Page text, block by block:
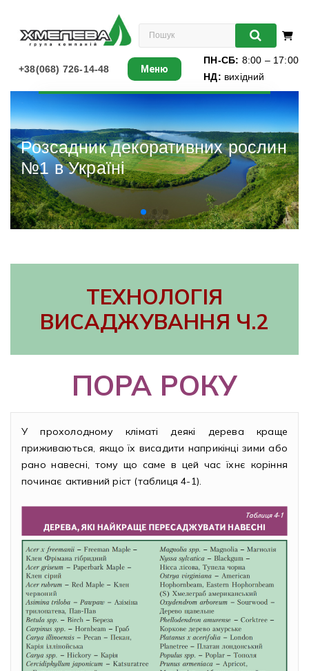
+38(068) 726-14-48
ПН-СБ: 8:00 – 17:00
НД: вихідний
Меню
Листяні
Хвойні
Ліани
Багаторічники
Книги
Інформація
Корисна інформація
Де купити
Оплата та доставка
Гарантії
Контакти
Розсадник декоративних рослин
№1 в Україні
ТЕХНОЛОГІЯ
ВИСАДЖУВАННЯ Ч.2
ПОРА РОКУ
У прохолодному кліматі деякі дерева краще
приживаються, якщо їх висадити наприкінці зими або
рано навесні, тому що саме в цей час їхнє коріння
починає активний ріст (таблиця 4-1).